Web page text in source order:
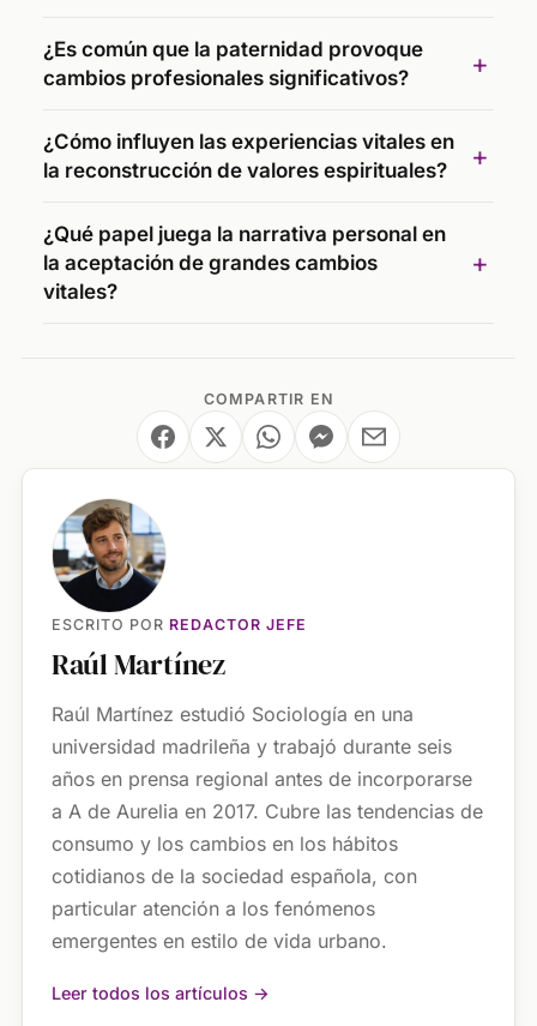
¿Es común que la paternidad provoque
cambios profesionales significativos?
¿Cómo influyen las experiencias vitales en
la reconstrucción de valores espirituales?
¿Qué papel juega la narrativa personal en
la aceptación de grandes cambios
vitales?
COMPARTIR EN
ESCRITO POR REDACTOR JEFE
Raúl Martínez
Raúl Martínez estudió Sociología en una
universidad madrileña y trabajó durante seis
años en prensa regional antes de incorporarse
a A de Aurelia en 2017. Cubre las tendencias de
consumo y los cambios en los hábitos
cotidianos de la sociedad española, con
particular atención a los fenómenos
emergentes en estilo de vida urbano.
Leer todos los artículos →